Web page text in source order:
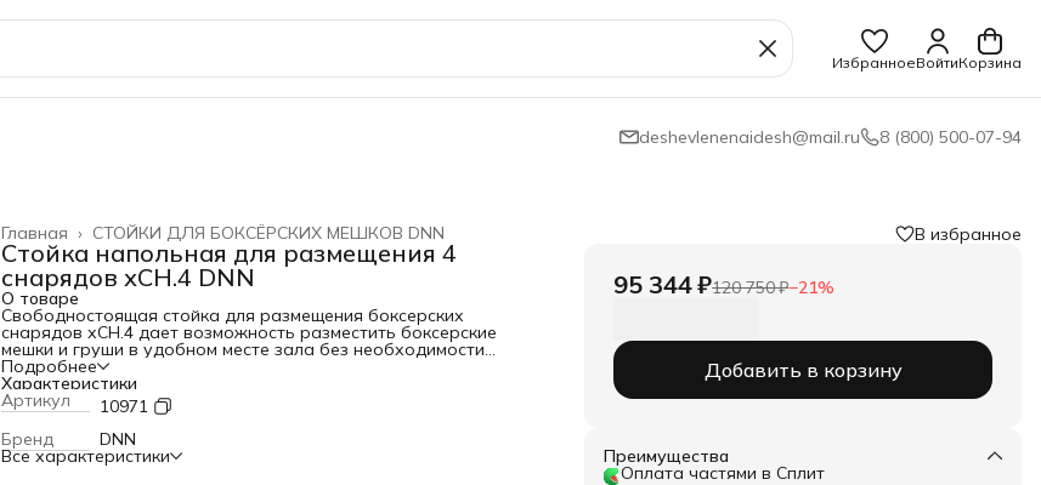
ИзбранноеВойтиКорзина
deshevlenenaidesh@mail.ru 8 (800) 500-07-94
СТОЙКИ ДЛЯ БОКСЁРСКИХ МЕШКОВ DNN
Главная ›
Стойка напольная для размещения 4
снарядов хСН.4 DNN
О товаре
Свободностоящая стойка для размещения боксерских
снарядов хСН.4 дает возможность разместить боксерские
мешки и груши в удобном месте зала без необходимости
крепления к стенам или потолку. Стойка предназначена для
размещения: Двух мешков высотой до 150 см и весом до 100 кг
(в комплект не входят), Одной пневмогруши на платформе
(платформа с вертлюгом в комплект входит, а пневмогруша –
не входит), Одной груши на растяжке (в комплект не входит).
Разница в весе мешков, диаметрально противоположных друг
другу, не должна превышать 30 кг. Размер (В х Ш) 280 х 220 см
Подробнее
Характеристики
Артикул
10971
Бренд
DNN
Все характеристики
В избранное
95 344 ₽120 750 ₽−21%
Добавить в корзину
Преимущества
Оплата частями в Сплит